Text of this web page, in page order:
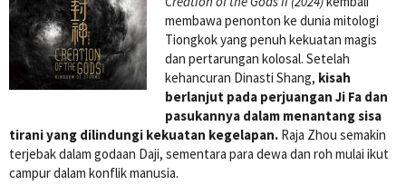
membawa penonton ke dunia mitologi
Tiongkok yang penuh kekuatan magis
dan pertarungan kolosal. Setelah
kehancuran Dinasti Shang, kisah
berlanjut pada perjuangan Ji Fa dan
pasukannya dalam menantang sisa
tirani yang dilindungi kekuatan kegelapan. Raja Zhou semakin
terjebak dalam godaan Daji, sementara para dewa dan roh mulai ikut
campur dalam konflik manusia.